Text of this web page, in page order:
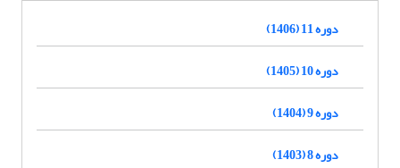
دوره 11 (1406)
دوره 10 (1405)
دوره 9 (1404)
دوره 8 (1403)